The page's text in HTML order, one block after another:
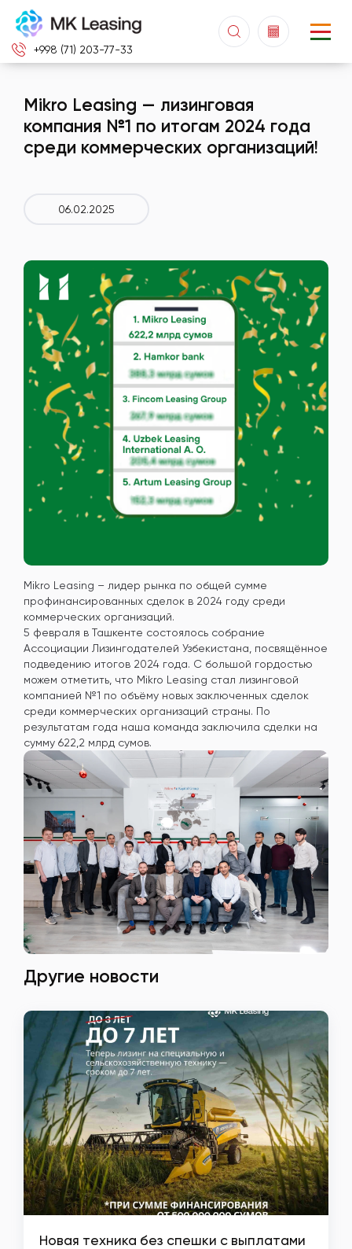
+998 (71) 203-77-33
Mikro Leasing — лизинговая
компания №1 по итогам 2024 года
среди коммерческих организаций!
06.02.2025
Mikro Leasing – лидер рынка по общей сумме
профинансированных сделок в 2024 году среди
коммерческих организаций.
5 февраля в Ташкенте состоялось собрание
Ассоциации Лизингодателей Узбекистана, посвящённое
подведению итогов 2024 года. С большой гордостью
можем отметить, что Mikro Leasing стал лизинговой
компанией №1 по объёму новых заключенных сделок
среди коммерческих организаций страны. По
результатам года наша команда заключила сделки на
сумму 622,2 млрд сумов.
Другие новости
Новая техника без спешки с выплатами